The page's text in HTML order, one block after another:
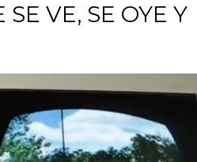
VE, SE OYE Y